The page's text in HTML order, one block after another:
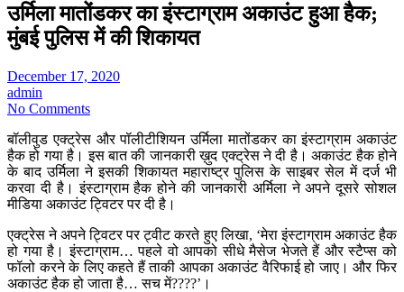
उर्मिला मातोंडकर का इंस्टाग्राम अकाउंट हुआ हैक;
मुंबई पुलिस में की शिकायत
December 17, 2020
admin
No Comments
बॉलीवुड एक्ट्रेस और पॉलीटीशियन उर्मिला मातोंडकर का इंस्टाग्राम अकाउंट
हैक हो गया है। इस बात की जानकारी ख़ुद एक्ट्रेस ने दी है। अकाउंट हैक होने
के बाद उर्मिला ने इसकी शिकायत महाराष्ट्र पुलिस के साइबर सेल में दर्ज भी
करवा दी है। इंस्टाग्राम हैक होने की जानकारी अर्मिला ने अपने दूसरे सोशल
मीडिया अकाउंट ट्विटर पर दी है।
एक्ट्रेस ने अपने ट्विटर पर ट्वीट करते हुए लिखा, ‘मेरा इंस्टाग्राम अकाउंट हैक
हो गया है। इंस्टाग्राम… पहले वो आपको सीधे मैसेज भेजते हैं और स्टैप्स को
फॉलो करने के लिए कहते हैं ताकी आपका अकाउंट वैरिफाई हो जाए। और फिर
अकाउंट हैक हो जाता है… सच में????’।